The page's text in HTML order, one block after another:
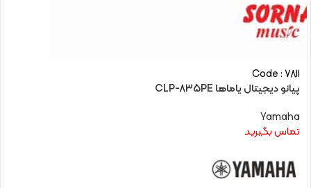
Code : 7811
پیانو دیجیتال یاماها CLP-835PE
Yamaha
تماس بگیرید